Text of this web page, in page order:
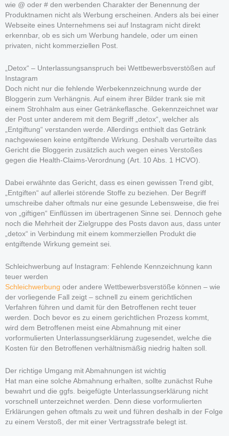
wie @ oder # den werbenden Charakter der Benennung der
Produktnamen nicht als Werbung erscheinen. Anders als bei einer
Webseite eines Unternehmens sei auf Instagram nicht direkt
erkennbar, ob es sich um Werbung handele, oder um einen
privaten, nicht kommerziellen Post.
„Detox“ – Unterlassungsanspruch bei Wettbewerbsverstößen auf
Instagram
Doch nicht nur die fehlende Werbekennzeichnung wurde der
Bloggerin zum Verhängnis. Auf einem ihrer Bilder trank sie mit
einem Strohhalm aus einer Getränkeflasche. Gekennzeichnet war
der Post unter anderem mit dem Begriff „detox“, welcher als
„Entgiftung“ verstanden werde. Allerdings enthielt das Getränk
nachgewiesen keine entgiftende Wirkung. Deshalb verurteilte das
Gericht die Bloggerin zusätzlich auch wegen eines Verstoßes
gegen die Health-Claims-Verordnung (Art. 10 Abs. 1 HCVO).
Dabei erwähnte das Gericht, dass es einen gewissen Trend gibt,
„Entgiften“ auf allerlei störende Stoffe zu beziehen. Der Begriff
umschreibe daher oftmals nur eine gesunde Lebensweise, die frei
von „giftigen“ Einflüssen im übertragenen Sinne sei. Dennoch gehe
noch die Mehrheit der Zielgruppe des Posts davon aus, dass unter
„detox“ in Verbindung mit einem kommerziellen Produkt die
entgiftende Wirkung gemeint sei.
Schleichwerbung auf Instagram: Fehlende Kennzeichnung kann
teuer werden
Schleichwerbung oder andere Wettbewerbsverstöße können – wie
der vorliegende Fall zeigt – schnell zu einem gerichtlichen
Verfahren führen und damit für den Betroffenen recht teuer
werden. Doch bevor es zu einem gerichtlichen Prozess kommt,
wird dem Betroffenen meist eine Abmahnung mit einer
vorformulierten Unterlassungserklärung zugesendet, welche die
Kosten für den Betroffenen verhältnismäßig niedrig halten soll.
Der richtige Umgang mit Abmahnungen ist wichtig
Hat man eine solche Abmahnung erhalten, sollte zunächst Ruhe
bewahrt und die ggfs. beigefügte Unterlassungserklärung nicht
vorschnell unterzeichnet werden. Denn diese vorformulierten
Erklärungen gehen oftmals zu weit und führen deshalb in der Folge
zu einem Verstoß, der mit einer Vertragsstrafe belegt ist.